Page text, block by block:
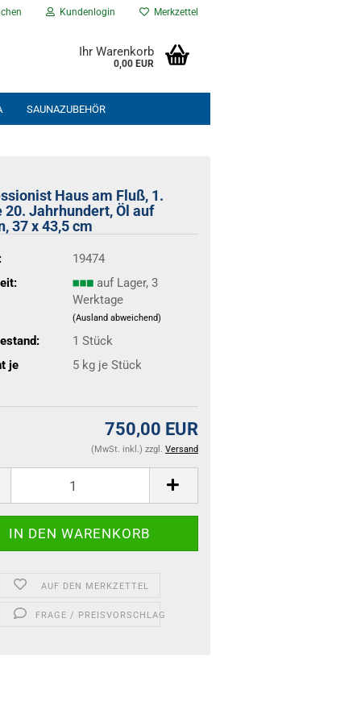
Kundenlogin Merkzettel
Ihr Warenkorb
0,00 EUR
SAUNAZUBEHÖR
Haus am Fluß, 1.
20. Jahrhundert, Öl auf
37 x 43,5 cm
19474
auf Lager, 3
Werktage
(Ausland abweichend)
1 Stück
je
5kg je Stück
750,00 EUR
(MwSt. inkl.) zzgl. Versand
AUF DEN MERKZETTEL
FRAGE / PREISVORSCHLAG